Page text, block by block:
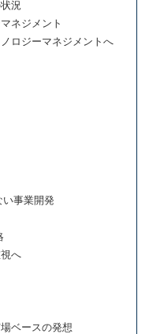
況
ネジメント
ロジーマネジメントへ
い事業開発
へ
ベースの発想